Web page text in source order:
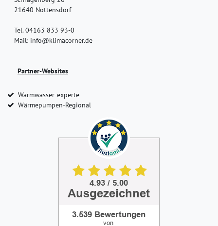
21640 Nottensdorf
Tel. 04163 833 93-0
Mail: info@klimacorner.de
Partner-Websites
Warmwasser-experte
Wärmepumpen-Regional